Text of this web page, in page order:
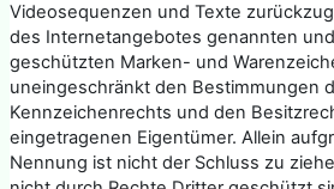
Videosequenzen und Texte
des Internetangebotes genannten
geschützten Marken- und
uneingeschränkt den Bestimmungen
Kennzeichenrechts und den
eingetragenen Eigentümer. Allein
Nennung ist nicht der Schluss zu